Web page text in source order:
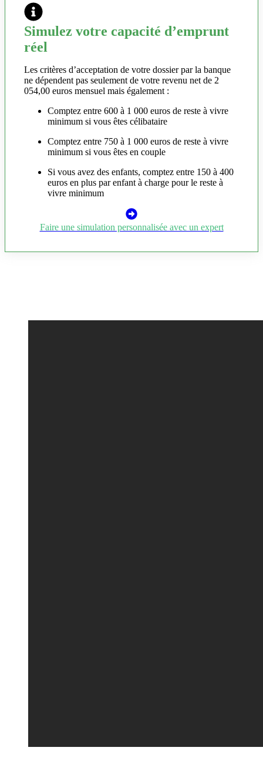
Simulez votre capacité d’emprunt
réel
Les critères d’acceptation de votre dossier par la banque
ne dépendent pas seulement de votre revenu net de 2
054,00 euros mensuel mais également :
Comptez entre 600 à 1 000 euros de reste à vivre
minimum si vous êtes célibataire
Comptez entre 750 à 1 000 euros de reste à vivre
minimum si vous êtes en couple
Si vous avez des enfants, comptez entre 150 à 400
euros en plus par enfant à charge pour le reste à
vivre minimum
Faire une simulation personnalisée avec un expert